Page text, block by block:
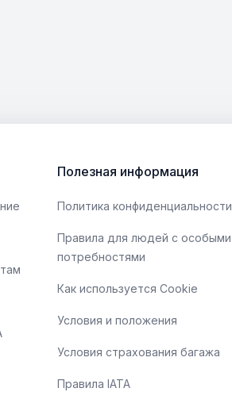
Полезная информация
Политика конфиденциальности
Правила для людей с особыми
потребностями
Как используется Cookie
Условия и положения
Условия страхования багажа
Правила IATA